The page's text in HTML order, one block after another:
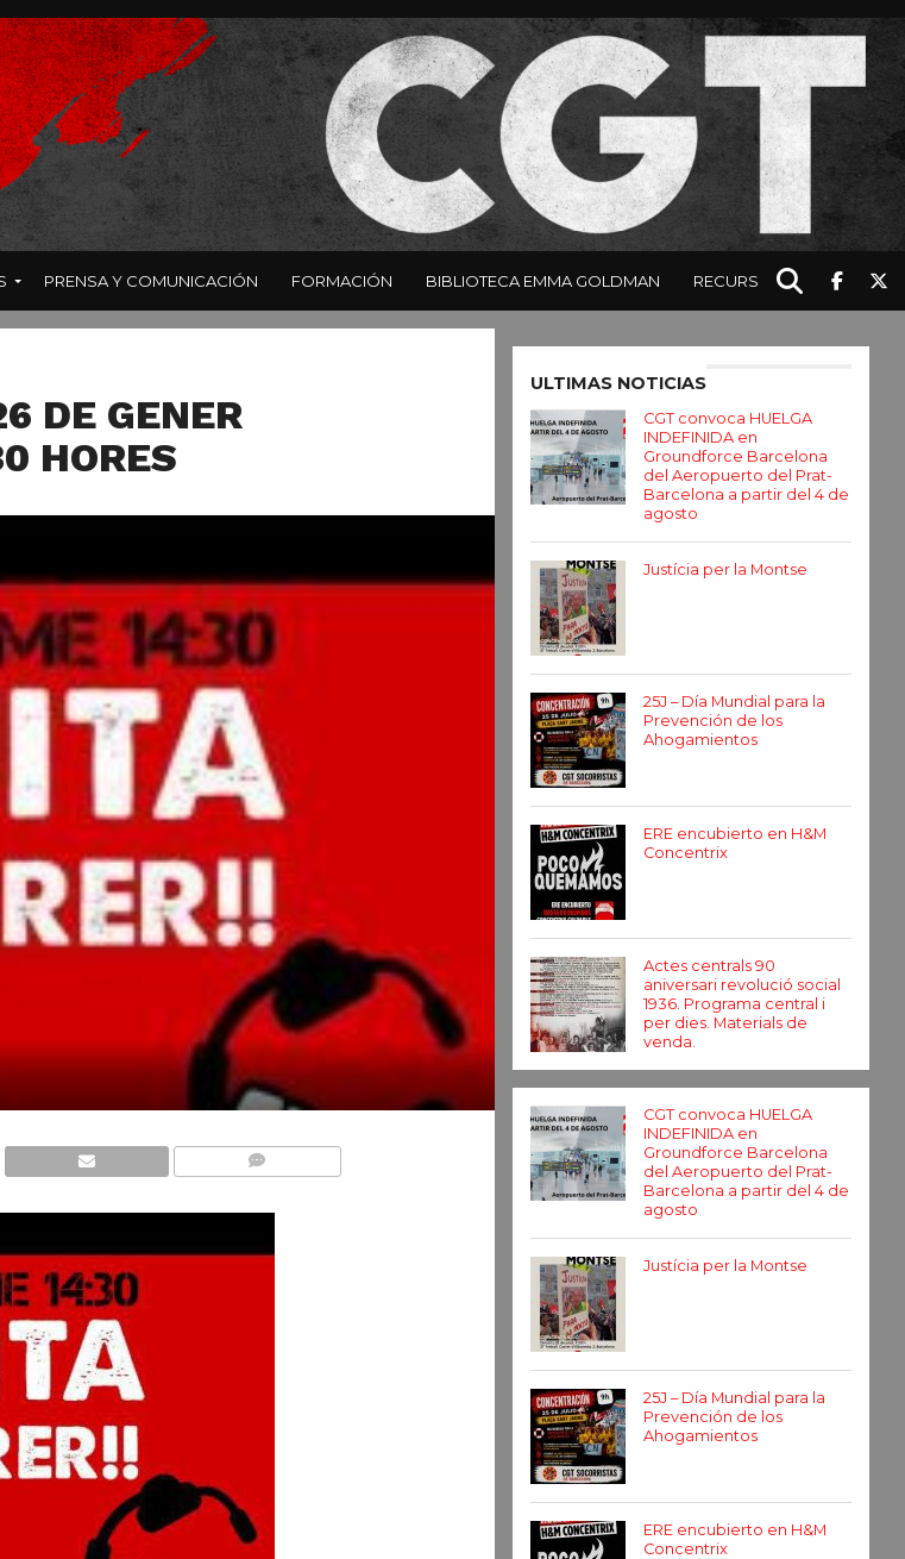
PRENSA Y COMUNICACIÓN FORMACIÓN BIBLIOTECA EMMA GOLDMAN RECURSOS
DE GENER
HORES
ULTIMAS NOTICIAS
CGT convoca HUELGA
INDEFINIDA en
Groundforce Barcelona
del Aeropuerto del Prat-
Barcelona a partir del 4 de
agosto
Justícia per la Montse
25J – Día Mundial para la
Prevención de los
Ahogamientos
ERE encubierto en H&M
Concentrix
Actes centrals 90
aniversari revolució social
1936. Programa central i
per dies. Materials de
venda.
CGT convoca HUELGA
INDEFINIDA en
Groundforce Barcelona
del Aeropuerto del Prat-
Barcelona a partir del 4 de
agosto
Justícia per la Montse
25J – Día Mundial para la
Prevención de los
Ahogamientos
ERE encubierto en H&M
Concentrix